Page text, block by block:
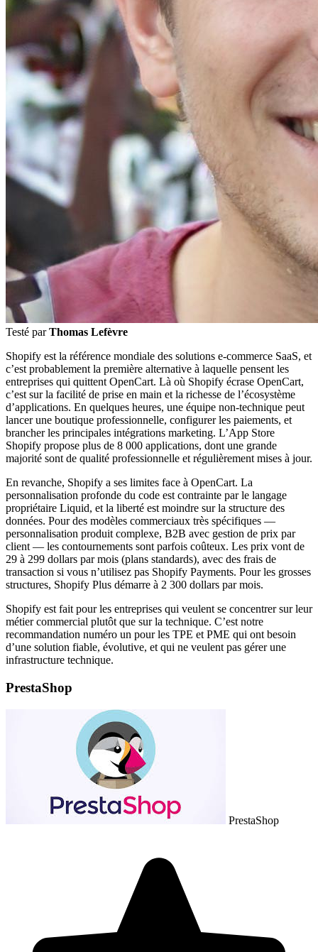
Testé parThomas Lefèvre
Shopify est la référence mondiale des solutions e-commerce SaaS, et
c’est probablement la première alternative à laquelle pensent les
entreprises qui quittent OpenCart. Là où Shopify écrase OpenCart,
c’est sur la facilité de prise en main et la richesse de l’écosystème
d’applications. En quelques heures, une équipe non-technique peut
lancer une boutique professionnelle, configurer les paiements, et
brancher les principales intégrations marketing. L’App Store
Shopify propose plus de 8 000 applications, dont une grande
majorité sont de qualité professionnelle et régulièrement mises à jour.
En revanche, Shopify a ses limites face à OpenCart. La
personnalisation profonde du code est contrainte par le langage
propriétaire Liquid, et la liberté est moindre sur la structure des
données. Pour des modèles commerciaux très spécifiques —
personnalisation produit complexe, B2B avec gestion de prix par
client — les contournements sont parfois coûteux. Les prix vont de
29 à 299 dollars par mois (plans standards), avec des frais de
transaction si vous n’utilisez pas Shopify Payments. Pour les grosses
structures, Shopify Plus démarre à 2 300 dollars par mois.
Shopify est fait pour les entreprises qui veulent se concentrer sur leur
métier commercial plutôt que sur la technique. C’est notre
recommandation numéro un pour les TPE et PME qui ont besoin
d’une solution fiable, évolutive, et qui ne veulent pas gérer une
infrastructure technique.
PrestaShop
PrestaShop